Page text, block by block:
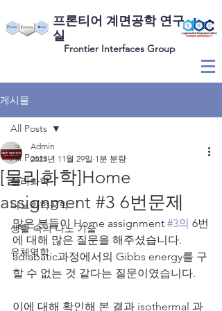
​프론티어 계면공학 연구
실
Frontier Interfaces Group
게시물
All Posts
물리화학
나노화학공학
생활 속의 나노 기술
유체역학
All Posts
[물리화학]Home
assignment #3 6번문제
Admin
2023년 11월 29일 1분 분량
많은 분들이 Home assignment #3의 6번
에 대해 많은 질문을 해주셨습니다.
adiabatic과정에서의 Gibbs energy를 구
할 수 없는 것 같다는 질문이였습니다.
이에 대해 확인해 본 결과 isothermal 과